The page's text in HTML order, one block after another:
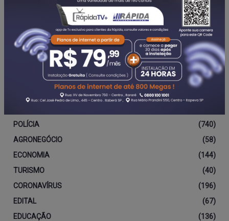
Categorias
DESTAQUE
(767)
POLÍCIA
(740)
AGRONEGÓCIO
(58)
ECONOMIA
(144)
TURISMO
(40)
CORONAVÍRUS
(196)
EDITAL
(67)
EDUCAÇÃO
(136)